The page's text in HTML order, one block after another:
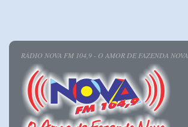
RÁDIO NOVA FM 104,9 - O AMOR DE FAZENDA NOVA